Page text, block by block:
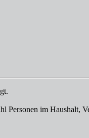
Personen im Haushalt,